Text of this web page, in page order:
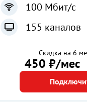
100 Мбит/с
155 каналов
Скидка на 6
450 ₽/мес